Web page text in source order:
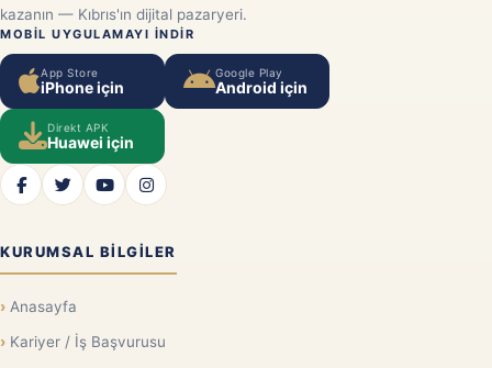
kazanın — Kıbrıs'ın dijital pazaryeri.
MOBIL UYGULAMAYI INDIR
App Store
iPhone için
Google Play
Android için
Direkt APK
Huawei için
KURUMSAL BILGILER
Anasayfa
Kariyer / İş Başvurusu